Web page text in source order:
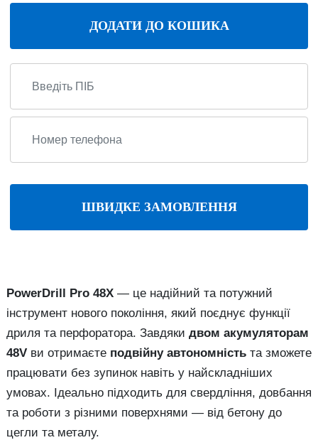
ДОДАТИ ДО КОШИКА
ШВИДКЕ ЗАМОВЛЕННЯ
PowerDrill Pro 48X — це надійний та потужний
інструмент нового покоління, який поєднує функції
дриля та перфоратора. Завдяки двом акумуляторам
48V ви отримаєте подвійну автономність та зможете
працювати без зупинок навіть у найскладніших
умовах. Ідеально підходить для свердління, довбання
та роботи з різними поверхнями — від бетону до
цегли та металу.